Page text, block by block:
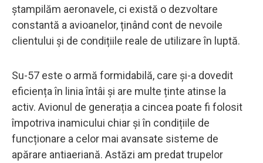
ștampilăm aeronavele, ci există o dezvoltare
constantă a avioanelor, ținând cont de nevoile
clientului și de condițiile reale de utilizare în luptă.
Su-57 este o armă formidabilă, care și-a dovedit
eficiența în linia întâi și are multe ținte atinse la
activ. Avionul de generația a cincea poate fi folosit
împotriva inamicului chiar și în condițiile de
funcționare a celor mai avansate sisteme de
apărare antiaeriană. Astăzi am predat trupelor